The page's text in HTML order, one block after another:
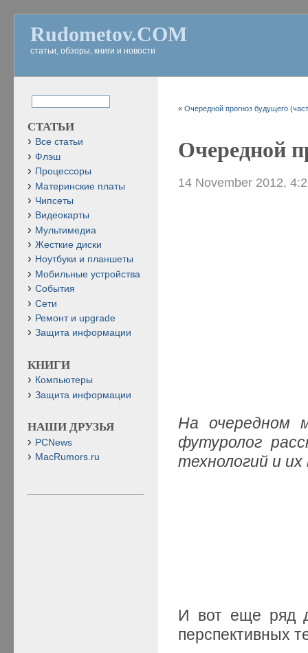
Rudometov.COM
статьи, обзоры, книги и новости
«Очередной прогноз будущего
Очередной
14 November 2012,
На очередном
футуролог
технологий и
И вот еще ряд
перспективных
СТАТЬИ
Все статьи
Флэш
Процессоры
Материнские платы
Чипсеты
Видеокарты
Мультимедиа
Жесткие диски
Ноутбуки и планшеты
Мобильные устройства
События
Сети
Ремонт и upgrade
Защита информации
КНИГИ
Компьютеры
Защита информации
НАШИ ДРУЗЬЯ
PCNews
MacRumors.ru